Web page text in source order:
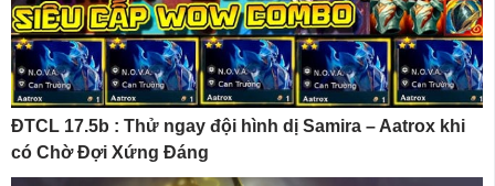
ĐTCL 17.5b : Thử ngay đội hình dị Samira – Aatrox khi
có Chờ Đợi Xứng Đáng